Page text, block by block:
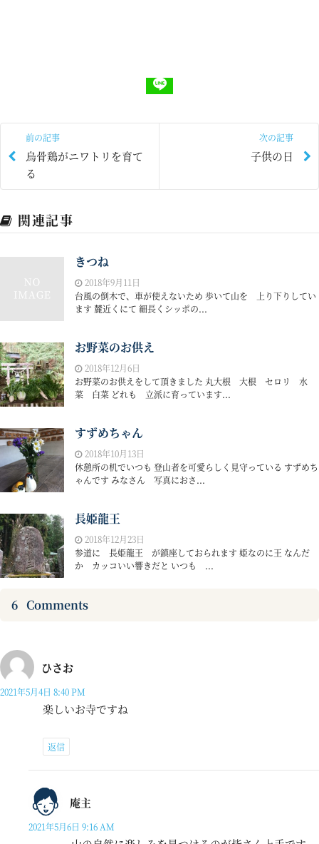
前の記事
烏骨鶏がニワトリを育て
る
次の記事
子供の日
関連記事
きつね
2018年9月11日
台風の倒木で、車が使えないため 歩いて山を 上り下りしてい
ます 麓近くにて 細長くシッポの...
お野菜のお供え
2018年12月6日
お野菜のお供えをして頂きました 丸大根 大根 セロリ 水
菜 白菜 どれも 立派に育っています...
すずめちゃん
2018年10月13日
休憩所の机でいつも 登山者を可愛らしく見守っている すずめち
ゃんです みなさん 写真におさ...
長姫龍王
2018年12月23日
参道に 長姫龍王 が鎮座しておられます 姫なのに王 なんだ
か カッコいい響きだと いつも ...
6 Comments
ひさお
2021年5月4日 8:40 PM
楽しいお寺ですね
返信
庵主
2021年5月6日 9:16 AM